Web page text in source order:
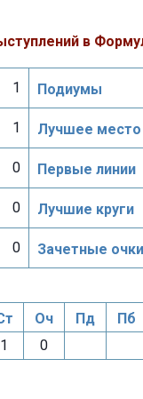
в
1 Подиумы
1 Лучшее место
0 Первые линии
0 Лучшие круги
0 Зачетные очки
Оч Пд
Пб
1 0